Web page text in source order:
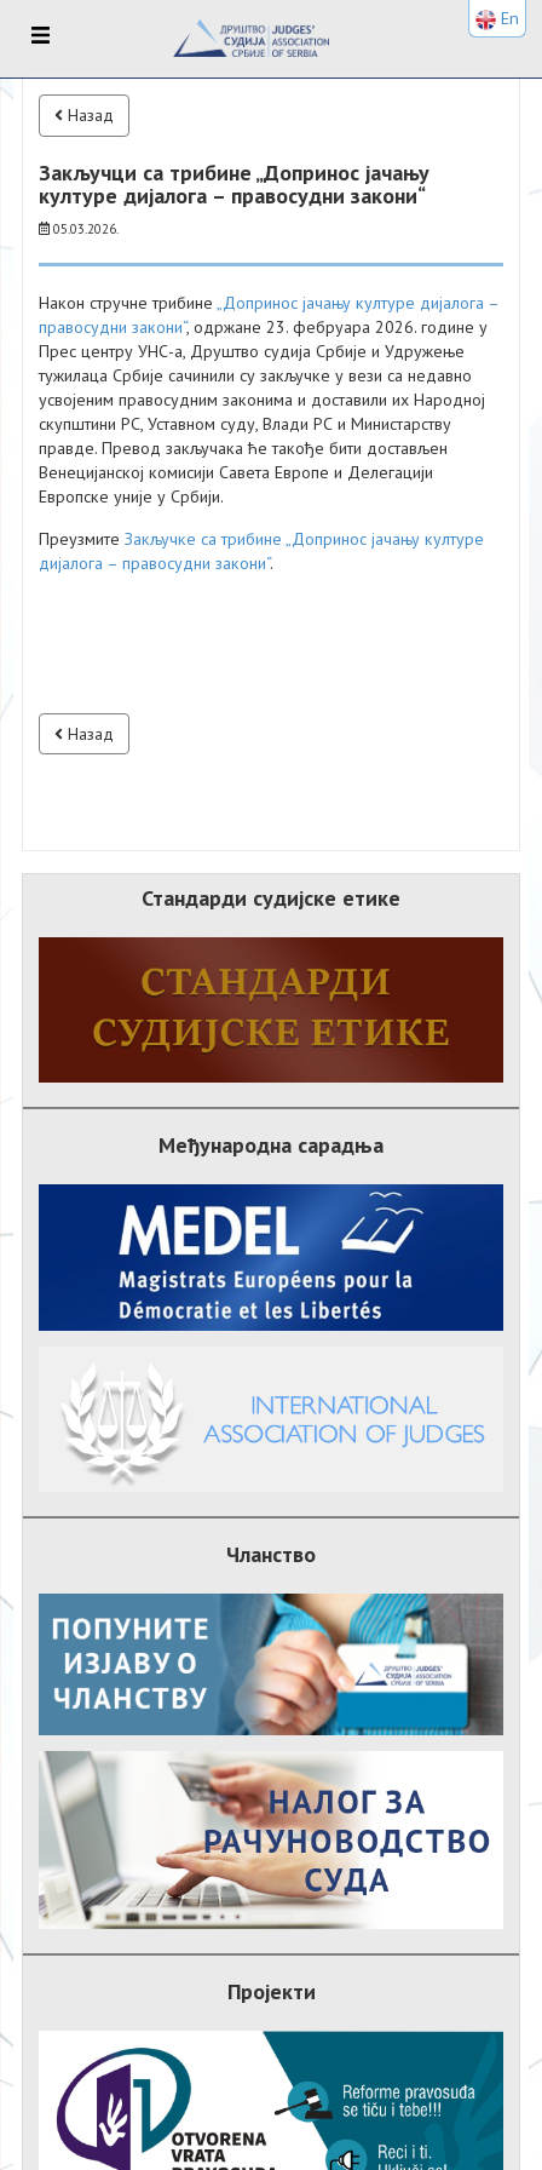
Назад
Закључци са трибине „Допринос јачању
културе дијалога – правосудни закони“
05.03.2026.
Након стручне трибине „Допринос јачању културе дијалога –
правосудни закони“, одржане 23. фебруара 2026. године у
Прес центру УНС-а, Друштво судија Србије и Удружење
тужилаца Србије сачинили су закључке у вези са недавно
усвојеним правосудним законима и доставили их Народној
скупштини РС, Уставном суду, Влади РС и Министарству
правде. Превод закључака ће такође бити достављен
Венецијанској комисији Савета Европе и Делегацији
Европске уније у Србији.
Преузмите Закључке са трибине „Допринос јачању културе
дијалога – правосудни закони“.
Назад
Стандарди судијске етике
Међународна сарадња
Чланство
Пројекти
En